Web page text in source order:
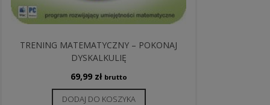
TRENING MATEMATYCZNY – POKONAJ
DYSKALKULIĘ
69,99 zł brutto
DODAJ DO KOSZYKA